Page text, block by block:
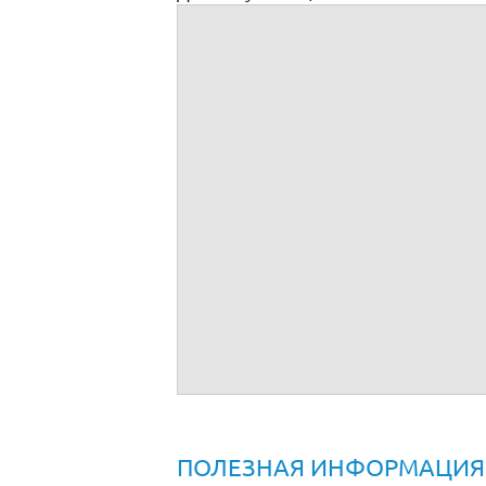
ПОЛЕЗНАЯ ИНФОРМАЦИЯ